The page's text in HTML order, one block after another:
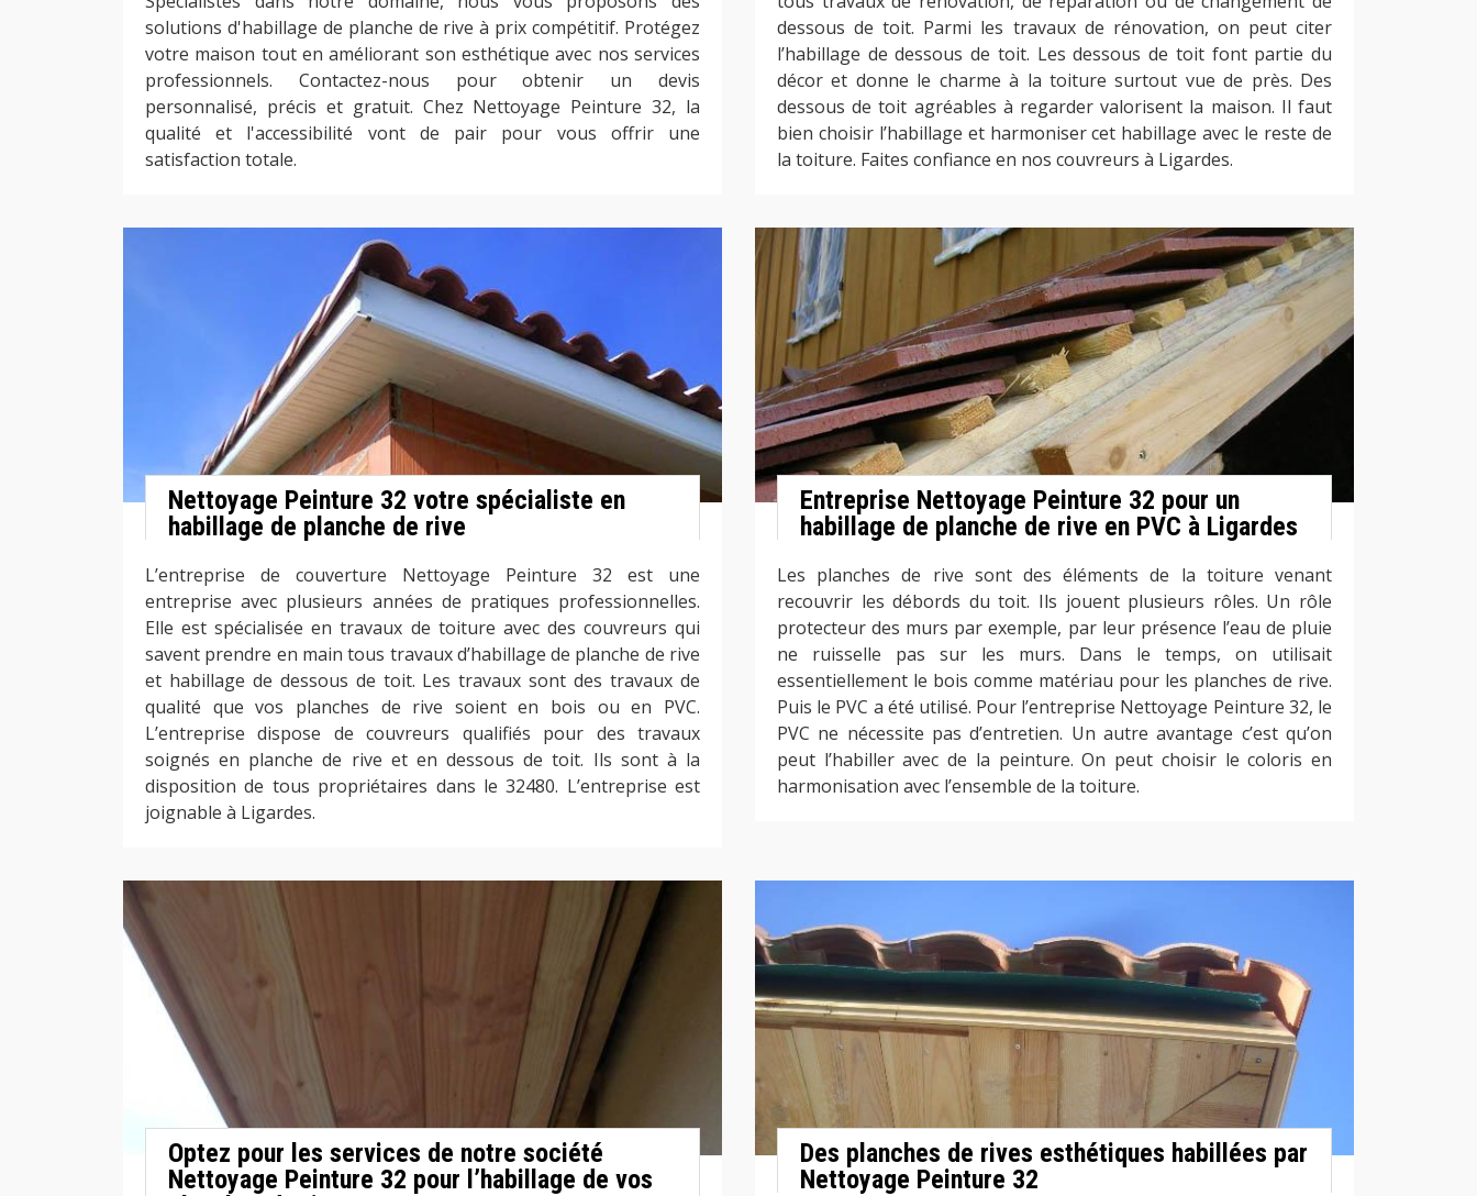
solutions d'habillage de planche de rive à prix compétitif. Protégez
votre maison tout en améliorant son esthétique avec nos services
professionnels. Contactez-nous pour obtenir un devis
personnalisé, précis et gratuit. Chez Nettoyage Peinture 32, la
qualité et l'accessibilité vont de pair pour vous offrir une
satisfaction totale.
dessous de toit. Parmi les travaux de rénovation, on peut citer
l’habillage de dessous de toit. Les dessous de toit font partie du
décor et donne le charme à la toiture surtout vue de près. Des
dessous de toit agréables à regarder valorisent la maison. Il faut
bien choisir l’habillage et harmoniser cet habillage avec le reste de
la toiture. Faites confiance en nos couvreurs à Ligardes.
Nettoyage Peinture 32 votre spécialiste en
habillage de planche de rive
L’entreprise de couverture Nettoyage Peinture 32 est une
entreprise avec plusieurs années de pratiques professionnelles.
Elle est spécialisée en travaux de toiture avec des couvreurs qui
savent prendre en main tous travaux d’habillage de planche de rive
et habillage de dessous de toit. Les travaux sont des travaux de
qualité que vos planches de rive soient en bois ou en PVC.
L’entreprise dispose de couvreurs qualifiés pour des travaux
soignés en planche de rive et en dessous de toit. Ils sont à la
disposition de tous propriétaires dans le 32480. L’entreprise est
joignable à Ligardes.
Entreprise Nettoyage Peinture 32 pour un
habillage de planche de rive en PVC à Ligardes
Les planches de rive sont des éléments de la toiture venant
recouvrir les débords du toit. Ils jouent plusieurs rôles. Un rôle
protecteur des murs par exemple, par leur présence l’eau de pluie
ne ruisselle pas sur les murs. Dans le temps, on utilisait
essentiellement le bois comme matériau pour les planches de rive.
Puis le PVC a été utilisé. Pour l’entreprise Nettoyage Peinture 32, le
PVC ne nécessite pas d’entretien. Un autre avantage c’est qu’on
peut l’habiller avec de la peinture. On peut choisir le coloris en
harmonisation avec l’ensemble de la toiture.
Optez pour les services de notre société
Nettoyage Peinture 32 pour l’habillage de vos
Des planches de rives esthétiques habillées par
Nettoyage Peinture 32